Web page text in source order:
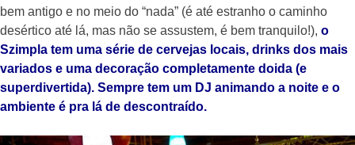
bem antigo e no meio do “nada” (é até estranho o caminho
desértico até lá, mas não se assustem, é bem tranquilo!), o
Szimpla tem uma série de cervejas locais, drinks dos mais
variados e uma decoração completamente doida (e
superdivertida). Sempre tem um DJ animando a noite e o
ambiente é pra lá de descontraído.